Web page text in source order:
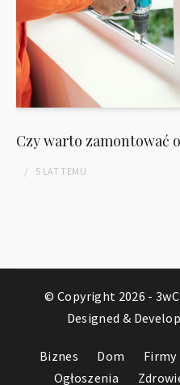
Czy warto zamontować
5 LAT TEMU
© Copyright 2026 -
Designed &
Biznes Dom Firmy
Ogłoszenia